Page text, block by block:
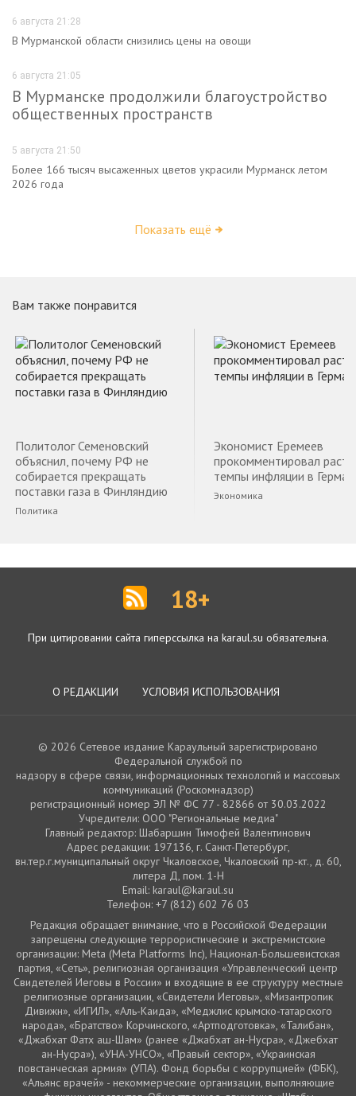
6 августа 21:28
В Мурманской области снизились цены на овощи
6 августа 21:05
В Мурманске продолжили благоустройство
общественных пространств
5 августа 21:50
Более 166 тысяч высаженных цветов украсили Мурманск летом
2026 года
Показать ещё
Вам также понравится
Политолог Семеновский
объяснил, почему РФ не
собирается прекращать
поставки газа в Финляндию
Политика
Экономист Еремеев
прокомментировал
темпы инфляции в
Экономика
18+
При цитировании сайта гиперссылка на karaul.su обязательна.
О РЕДАКЦИИ УСЛОВИЯ ИСПОЛЬЗОВАНИЯ
© 2026 Сетевое издание Караульный зарегистрировано
Федеральной службой по
надзору в сфере связи, информационных технологий и массовых
коммуникаций (Роскомнадзор)
регистрационный номер ЭЛ № ФС 77 - 82866 от 30.03.2022
Учредители: ООО "Региональные медиа"
Главный редактор: Шабаршин Тимофей Валентинович
Адрес редакции: 197136, г. Санкт-Петербург,
вн.тер.г.муниципальный округ Чкаловское, Чкаловский пр-кт., д. 60,
литера Д, пом. 1-Н
Email: karaul@karaul.su
Телефон: +7 (812) 602 76 03
Редакция обращает внимание, что в Российской Федерации
запрещены следующие террористические и экстремистские
организации: Meta (Meta Platforms Inc), Национал-Большевистская
партия, «Сеть», религиозная организация «Управленческий центр
Свидетелей Иеговы в России» и входящие в ее структуру местные
религиозные организации, «Свидетели Иеговы», «Мизантропик
Дивижн», «ИГИЛ», «Аль-Каида», «Меджлис крымско-татарского
народа», «Братство» Корчинского, «Артподготовка», «Талибан»,
«Джабхат Фатх аш-Шам» (ранее «Джабхат ан-Нусра», «Джебхат
ан-Нусра»), «УНА-УНСО», «Правый сектор», «Украинская
повстанческая армия» (УПА). Фонд борьбы с коррупцией» (ФБК),
«Альянс врачей» - некоммерческие организации, выполняющие